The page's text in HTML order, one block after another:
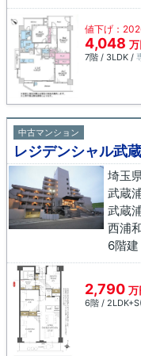
値下げ：
4,048
7階 / 3LDK /
中古マンション
レジデンシャル武
埼玉
武蔵
西浦
6階
2,790 万
6階 /